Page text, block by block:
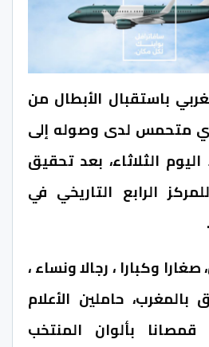
باستقبال الأبطال من
متحمس لدى وصوله إلى
الثلاثاء، بعد تحقيق
الرابع التاريخي في
وكبارا ، رجالا ونساء ،
حاملين الأعلام
قمصانا بألوان المنتخب